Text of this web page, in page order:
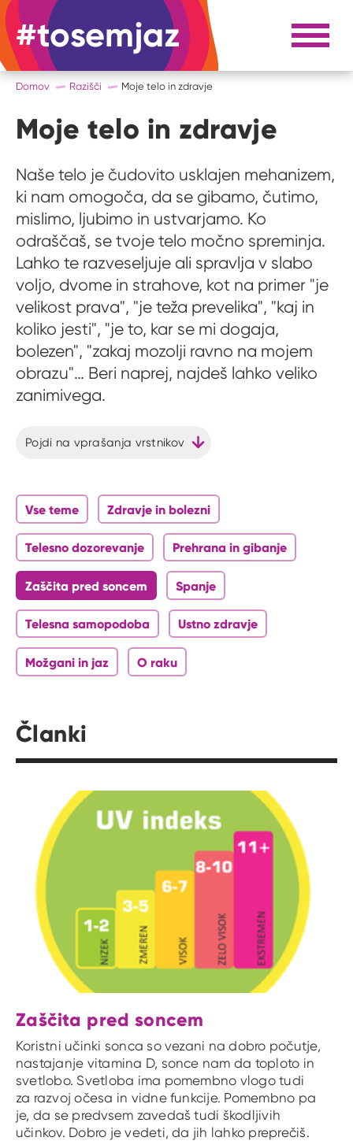
#tosemjaz #to sem jaz Razpri
Domov Razišči Moje telo in zdravje
Moje telo in zdravje
Naše telo je čudovito usklajen mehanizem,
ki nam omogoča, da se gibamo, čutimo,
mislimo, ljubimo in ustvarjamo. Ko
odraščaš, se tvoje telo močno spreminja.
Lahko te razveseljuje ali spravlja v slabo
voljo, dvome in strahove, kot na primer "je
velikost prava", "je teža prevelika", "kaj in
koliko jesti", "je to, kar se mi dogaja,
bolezen", "zakaj mozolji ravno na mojem
obrazu"… Beri naprej, najdeš lahko veliko
zanimivega.
Pojdi na vprašanja vrstnikov
Vse teme Zdravje in bolezni
Telesno dozorevanje Prehrana in gibanje
Zaščita pred soncem Spanje
Telesna samopodoba Ustno zdravje
Možgani in jaz O raku
Članki
Zaščita pred soncem
Koristni učinki sonca so vezani na dobro počutje,
nastajanje vitamina D, sonce nam da toploto in
svetlobo. Svetloba ima pomembno vlogo tudi
za razvoj očesa in vidne funkcije. Pomembno pa
je, da se predvsem zavedaš tudi škodljivih
učinkov. Dobro je vedeti, da jih lahko preprečiš.